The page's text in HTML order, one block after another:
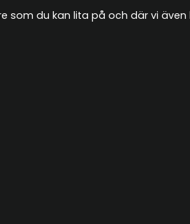
som du kan lita på och där vi